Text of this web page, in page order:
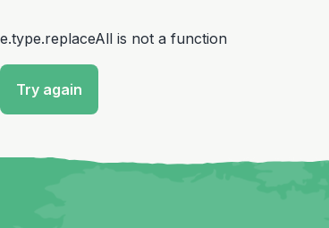
e.type.replaceAll is not a function
Try again